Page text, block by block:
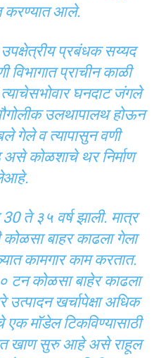
करण्यात आले.
उपक्षेत्रीय प्रबंधक सय्यद
विभागात प्राचीन काळी
घनदाट जंगले
उलथापालथ होऊन
गेले व त्यापासुन वणी
असे कोळशाचे थर निर्माण
30 ते ३५ वर्ष झाली. मात्र
बाहर काढला गेला
कामगार काम करतात.
टन कोळसा बाहेर काढला
उत्पादन खर्चापेक्षा अधिक
मॉडेल टिकविण्यासाठी
खाण सुरु आहे असे राहूल